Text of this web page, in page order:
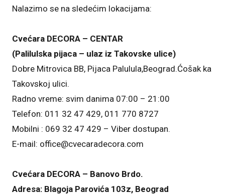
Nalazimo se na sledećim lokacijama:
Cvećara DECORA – CENTAR
(Palilulska pijaca – ulaz iz Takovske ulice)
Dobre Mitrovica BB, Pijaca Palulula,Beograd.Ćošak ka
Takovskoj ulici.
Radno vreme: svim danima 07:00 – 21:00
Telefon: 011 32 47 429, 011 770 8727
Mobilni : 069 32 47 429 – Viber dostupan.
E-mail: office@cvecaradecora.com
Cvećara DECORA – Banovo Brdo.
Adresa: Blagoja Parovića 103z, Beograd